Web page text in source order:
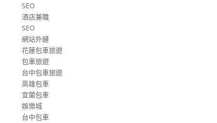
SEO
酒店兼職
SEO
網站外鏈
花蓮包車旅遊
包車旅遊
台中包車旅遊
高雄包車
宜蘭包車
娛樂城
台中包車